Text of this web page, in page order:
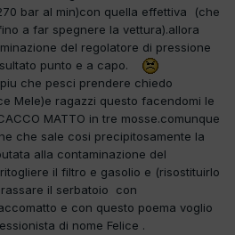
bar al min)con quella effettiva (che
a far spegnere la vettura).allora
del regolatore di pressione
punto e a capo.
che pesci prendere chiedo
Mele)e ragazzi questo facendomi le
MATTO in tre mosse.comunque
che sale cosi precipitosamente la
alla contaminazione del
il filtro e gasolio e (risostituirlo
il serbatoio con
e con questo poema voglio
di nome Felice .